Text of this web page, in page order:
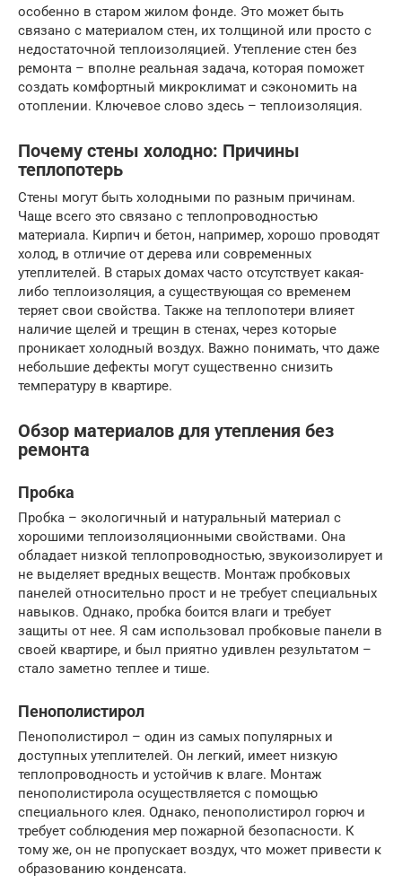
особенно в старом жилом фонде. Это может быть
связано с материалом стен, их толщиной или просто с
недостаточной теплоизоляцией. Утепление стен без
ремонта – вполне реальная задача, которая поможет
создать комфортный микроклимат и сэкономить на
отоплении. Ключевое слово здесь – теплоизоляция.
Почему стены холодно: Причины
теплопотерь
Стены могут быть холодными по разным причинам.
Чаще всего это связано с теплопроводностью
материала. Кирпич и бетон, например, хорошо проводят
холод, в отличие от дерева или современных
утеплителей. В старых домах часто отсутствует какая-
либо теплоизоляция, а существующая со временем
теряет свои свойства. Также на теплопотери влияет
наличие щелей и трещин в стенах, через которые
проникает холодный воздух. Важно понимать, что даже
небольшие дефекты могут существенно снизить
температуру в квартире.
Обзор материалов для утепления без
ремонта
Пробка
Пробка – экологичный и натуральный материал с
хорошими теплоизоляционными свойствами. Она
обладает низкой теплопроводностью, звукоизолирует и
не выделяет вредных веществ. Монтаж пробковых
панелей относительно прост и не требует специальных
навыков. Однако, пробка боится влаги и требует
защиты от нее. Я сам использовал пробковые панели в
своей квартире, и был приятно удивлен результатом –
стало заметно теплее и тише.
Пенополистирол
Пенополистирол – один из самых популярных и
доступных утеплителей. Он легкий, имеет низкую
теплопроводность и устойчив к влаге. Монтаж
пенополистирола осуществляется с помощью
специального клея. Однако, пенополистирол горюч и
требует соблюдения мер пожарной безопасности. К
тому же, он не пропускает воздух, что может привести к
образованию конденсата.